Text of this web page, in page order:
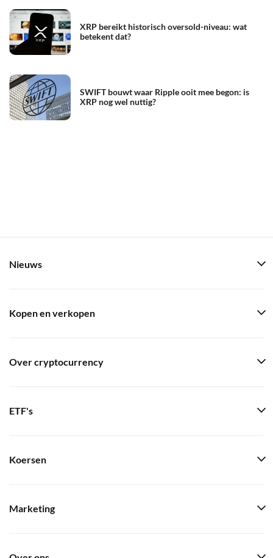
XRP bereikt historisch oversold-niveau: wat
betekent dat?
SWIFT bouwt waar Ripple ooit mee begon: is
XRP nog wel nuttig?
Nieuws
Kopen en verkopen
Over cryptocurrency
ETF's
Koersen
Marketing